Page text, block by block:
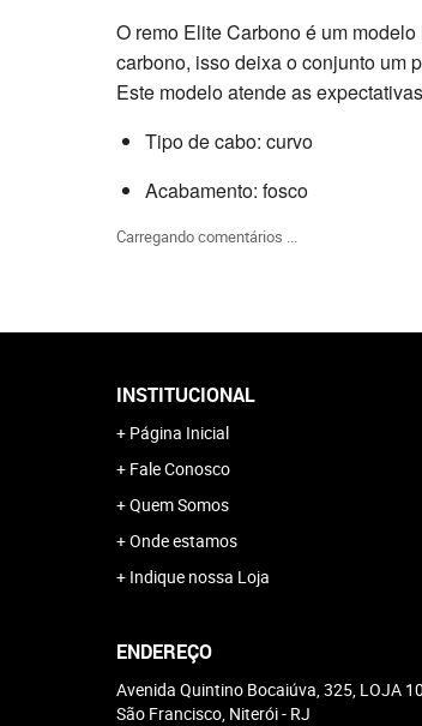
O remo Elite Carbono é um
carbono, isso deixa o conjunto um
Este modelo atende as
Tipo de cabo: curvo
Acabamento: fosco
Carregando comentários ...
INSTITUCIONAL
Página Inicial
Fale Conosco
Quem Somos
Onde estamos
Indique nossa Loja
ENDEREÇO
Avenida Quintino Bocaiúva, 325, LOJA
São Francisco, Niterói- RJ